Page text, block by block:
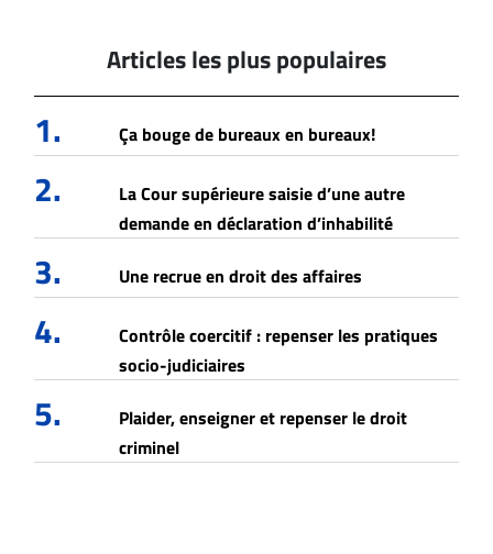
Articles les plus populaires
1. Ça bouge de bureaux en bureaux!
2.
La Cour supérieure saisie d’une autre
demande en déclaration d’inhabilité
3. Une recrue en droit des affaires
4.
Contrôle coercitif : repenser les pratiques
socio-judiciaires
5.
Plaider, enseigner et repenser le droit
criminel